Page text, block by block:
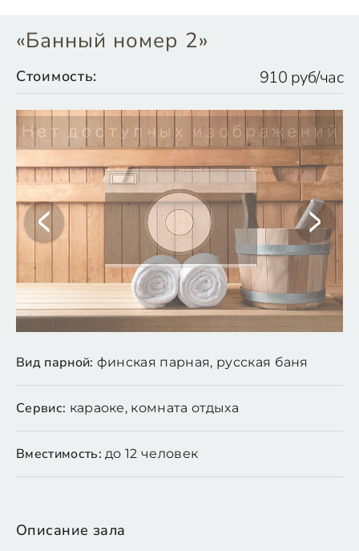
«Банный номер 2»
Стоимость: 910 руб/час
Вид парной: финская парная, русская баня
Сервис: караоке, комната отдыха
Вместимость: до 12 человек
Описание зала